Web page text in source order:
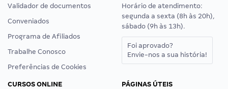
Validador de documentos
Conveniados
Programa de Afiliados
Trabalhe Conosco
Preferências de Cookies
Horário de atendimento:
segunda a sexta (8h às 20h),
sábado (9h às 13h).
Foi aprovado?
Envie-nos a sua história!
CURSOS ONLINE
PÁGINAS ÚTEIS